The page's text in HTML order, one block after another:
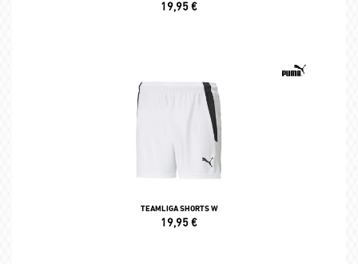
19,95€
TEAMLIGA SHORTS W
19,95€